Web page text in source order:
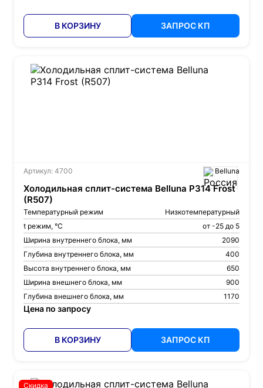
В КОРЗИНУ ЗАПРОС КП
Артикул: 4700 Belluna
Холодильная сплит-система Belluna P314 Frost
(R507)
Температурный режим
Низкотемпературный
t режим, °С
от -25 до 5
Ширина внутреннего блока, мм
2090
Глубина внутреннего блока, мм
400
Высота внутреннего блока, мм
650
Ширина внешнего блока, мм
900
Глубина внешнего блока, мм
1170
Цена по запросу
В КОРЗИНУ ЗАПРОС КП
Скидка